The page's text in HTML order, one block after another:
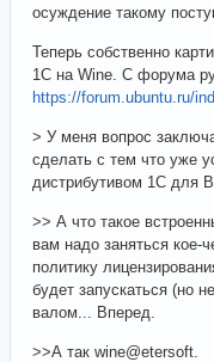
осуждение такому
Теперь собственно
1С на Wine. С форума
https://forum.ubuntu.ru/
> У меня вопрос
сделать с тем что уже
дистрибутивом 1С для
>> А что такое
вам надо заняться
политику
будет запускаться (но
валом... Вперед.
>>А так wine@etersoft.